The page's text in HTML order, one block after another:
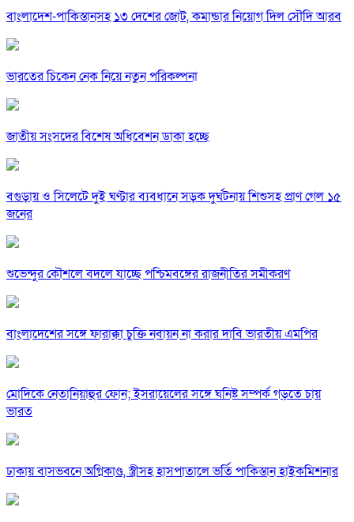
বাংলাদেশ-পাকিস্তানসহ ১৩ দেশের জোট, কমান্ডার নিয়োগ দিল সৌদি আরব
ভারতের চিকেন নেক নিয়ে নতুন পরিকল্পনা
জাতীয় সংসদের বিশেষ অধিবেশন ডাকা হচ্ছে
বগুড়ায় ও সিলেটে দুই ঘণ্টার ব্যবধানে সড়ক দুর্ঘটনায় শিশুসহ প্রাণ গেল ১৫
জনের
শুভেন্দুর কৌশলে বদলে যাচ্ছে পশ্চিমবঙ্গের রাজনীতির সমীকরণ
বাংলাদেশের সঙ্গে ফারাক্কা চুক্তি নবায়ন না করার দাবি ভারতীয় এমপির
মোদিকে নেতানিয়াহুর ফোন; ইসরায়েলের সঙ্গে ঘনিষ্ট সম্পর্ক গড়তে চায়
ভারত
ঢাকায় বাসভবনে অগ্নিকাণ্ড, স্ত্রীসহ হাসপাতালে ভর্তি পাকিস্তান হাইকমিশনার